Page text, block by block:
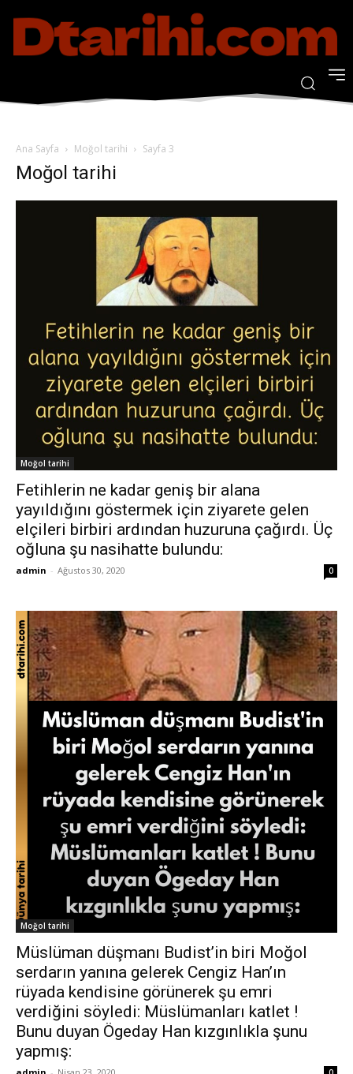
Ana Sayfa Moğol tarihi Sayfa 3
Moğol tarihi
Moğol tarihi
Fetihlerin ne kadar geniş bir alana
yayıldığını göstermek için ziyarete gelen
elçileri birbiri ardından huzuruna çağırdı. Üç
oğluna şu nasihatte bulundu:
admin - Ağustos 30, 2020 0
Moğol tarihi
Müslüman düşmanı Budist’in biri Moğol
serdarın yanına gelerek Cengiz Han’ın
rüyada kendisine görünerek şu emri
verdiğini söyledi: Müslümanları katlet !
Bunu duyan Ögeday Han kızgınlıkla şunu
yapmış: